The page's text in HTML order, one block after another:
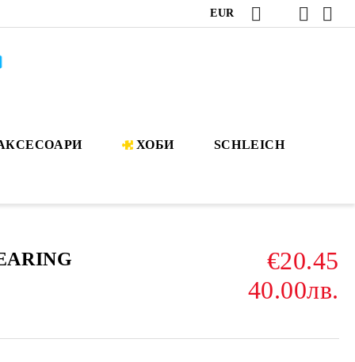
EUR
ХОБИ SCHLEICH
€20.45
40.00лв.